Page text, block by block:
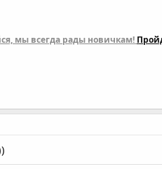
мы всегда рады новичкам!